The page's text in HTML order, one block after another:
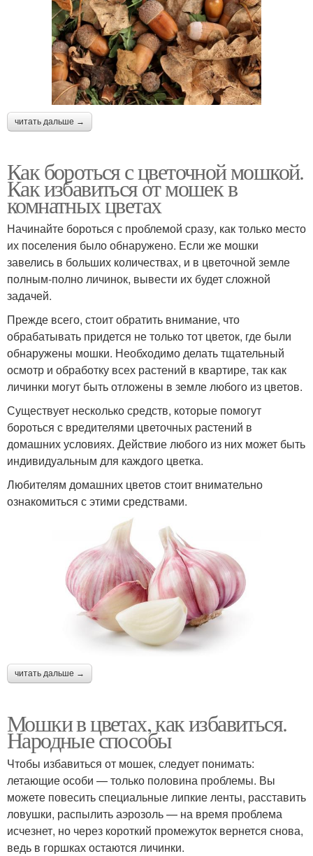
читать дальше →
Как бороться с цветочной мошкой.
Как избавиться от мошек в
комнатных цветах
Начинайте бороться с проблемой сразу, как только место
их поселения было обнаружено. Если же мошки
завелись в больших количествах, и в цветочной земле
полным-полно личинок, вывести их будет сложной
задачей.
Прежде всего, стоит обратить внимание, что
обрабатывать придется не только тот цветок, где были
обнаружены мошки. Необходимо делать тщательный
осмотр и обработку всех растений в квартире, так как
личинки могут быть отложены в земле любого из цветов.
Существует несколько средств, которые помогут
бороться с вредителями цветочных растений в
домашних условиях. Действие любого из них может быть
индивидуальным для каждого цветка.
Любителям домашних цветов стоит внимательно
ознакомиться с этими средствами.
читать дальше →
Мошки в цветах, как избавиться.
Народные способы
Чтобы избавиться от мошек, следует понимать:
летающие особи — только половина проблемы. Вы
можете повесить специальные липкие ленты, расставить
ловушки, распылить аэрозоль — на время проблема
исчезнет, но через короткий промежуток вернется снова,
ведь в горшках остаются личинки.